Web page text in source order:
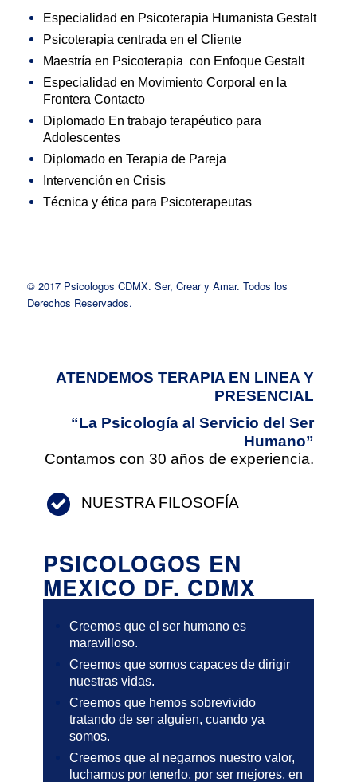
Especialidad en Psicoterapia Humanista Gestalt
Psicoterapia centrada en el Cliente
Maestría en Psicoterapia con Enfoque Gestalt
Especialidad en Movimiento Corporal en la
Frontera Contacto
Diplomado En trabajo terapéutico para
Adolescentes
Diplomado en Terapia de Pareja
Intervención en Crisis
Técnica y ética para Psicoterapeutas
© 2017 Psicologos CDMX. Ser, Crear y Amar. Todos los
Derechos Reservados.
ATENDEMOS TERAPIA EN LINEA Y
PRESENCIAL
“La Psicología al Servicio del Ser
Humano”
Contamos con 30 años de experiencia.
NUESTRA FILOSOFÍA
PSICOLOGOS EN
MEXICO DF. CDMX
Creemos que el ser humano es
maravilloso.
Creemos que somos capaces de dirigir
nuestras vidas.
Creemos que hemos sobrevivido
tratando de ser alguien, cuando ya
somos.
Creemos que al negarnos nuestro valor,
luchamos por tenerlo, por ser mejores, en